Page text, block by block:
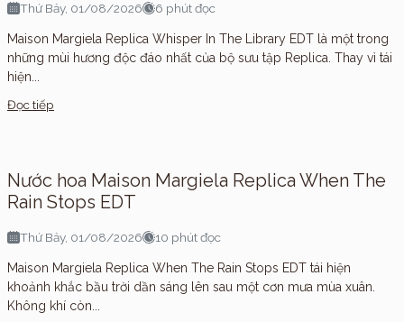
Thứ Bảy, 01/08/2026 6 phút đọc
Maison Margiela Replica Whisper In The Library EDT là một trong
những mùi hương độc đáo nhất của bộ sưu tập Replica. Thay vì tái
hiện...
Đọc tiếp
Nước hoa Maison Margiela Replica When The
Rain Stops EDT
Thứ Bảy, 01/08/2026 10 phút đọc
Maison Margiela Replica When The Rain Stops EDT tái hiện
khoảnh khắc bầu trời dần sáng lên sau một cơn mưa mùa xuân.
Không khí còn...